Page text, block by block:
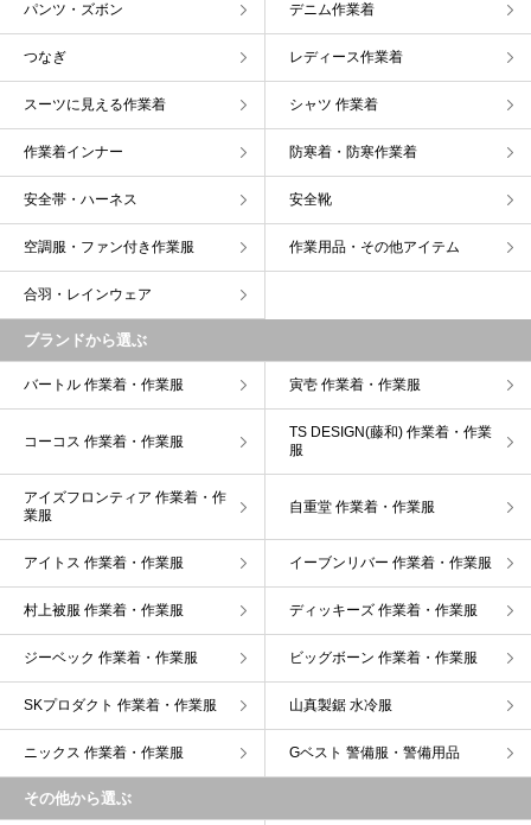
パンツ・ズボン デニム作業着
つなぎ レディース作業着
スーツに見える作業着 シャツ 作業着
作業着インナー 防寒着・防寒作業着
安全帯・ハーネス 安全靴
空調服・ファン付き作業服 作業用品・その他アイテム
合羽・レインウェア
ブランドから選ぶ
バートル 作業着・作業服 寅壱 作業着・作業服
コーコス 作業着・作業服
TS DESIGN(藤和) 作業着・作業
服
アイズフロンティア 作業着・作
業服
自重堂 作業着・作業服
アイトス 作業着・作業服 イーブンリバー 作業着・作業服
村上被服 作業着・作業服 ディッキーズ 作業着・作業服
ジーベック 作業着・作業服 ビッグボーン 作業着・作業服
SKプロダクト 作業着・作業服 山真製鋸 水冷服
ニックス 作業着・作業服 Gベスト 警備服・警備用品
その他から選ぶ